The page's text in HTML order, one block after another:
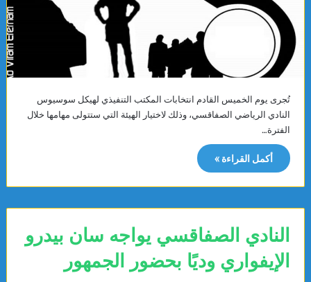
تُجرى يوم الخميس القادم انتخابات المكتب التنفيذي لهيكل سوسيوس
النادي الرياضي الصفاقسي، وذلك لاختيار الهيئة التي ستتولى مهامها خلال
الفترة…
أكمل القراءة »
النادي الصفاقسي يواجه سان بيدرو
الإيفواري وديًا بحضور الجمهور